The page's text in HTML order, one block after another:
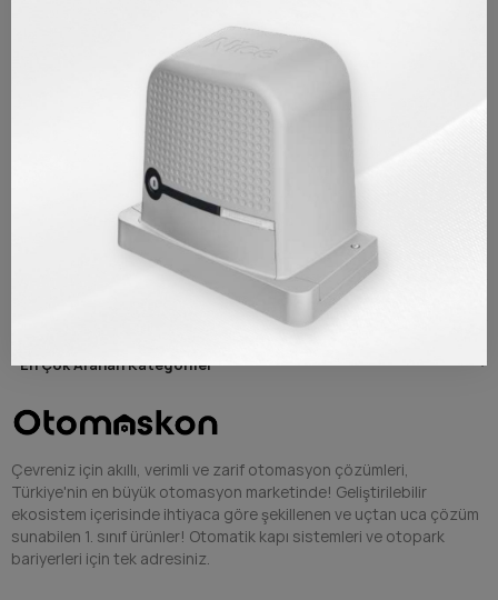
Aydınlatma Sistemleri
Aksesuarlar ve Yedek Parçalar
Çok Tercih Edilen Ürünler
En Çok Aranan Kategoriler
Çevreniz için akıllı, verimli ve zarif otomasyon çözümleri,
Türkiye'nin en büyük otomasyon marketinde! Geliştirilebilir
ekosistem içerisinde ihtiyaca göre şekillenen ve uçtan uca çözüm
sunabilen 1. sınıf ürünler! Otomatik kapı sistemleri ve otopark
bariyerleri için tek adresiniz.